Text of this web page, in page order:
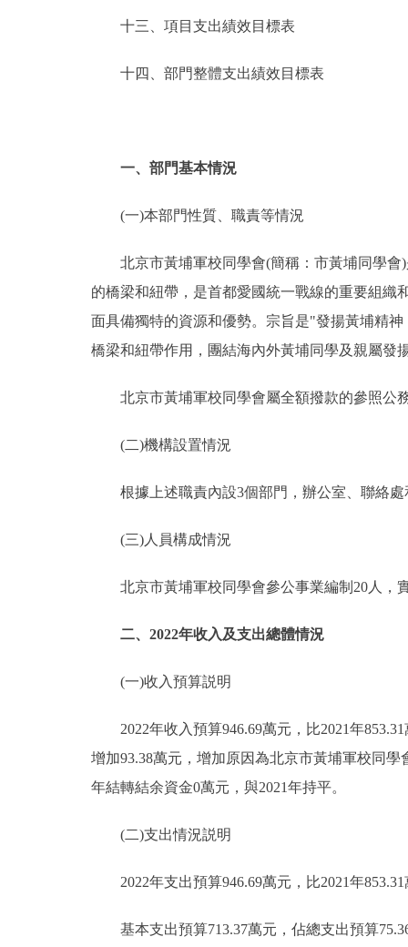
十三、項目支出績效目標表
十四、部門整體支出績效目標表
一、部門基本情況
(一)本部門性質、職責等情況
北京市黃埔軍校同學會(簡稱：市黃埔同學會)
的橋梁和紐帶，是首都愛國統一戰線的重要組
面具備獨特的資源和優勢。宗旨是"發揚黃埔精
橋梁和紐帶作用，團結海內外黃埔同學及親屬發
北京市黃埔軍校同學會屬全額撥款的參照公
(二)機構設置情況
根據上述職責內設3個部門，辦公室、聯絡處
(三)人員構成情況
北京市黃埔軍校同學會參公事業編制20人，
二、2022年收入及支出總體情況
(一)收入預算説明
2022年收入預算946.69萬元，比2021年853.31
增加93.38萬元，增加原因為北京市黃埔軍校同
年結轉結余資金0萬元，與2021年持平。
(二)支出情況説明
2022年支出預算946.69萬元，比2021年853.31
基本支出預算713.37萬元，佔總支出預算